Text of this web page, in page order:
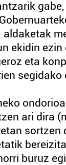
ekidin
eta
ari dira
sortzen
buruz